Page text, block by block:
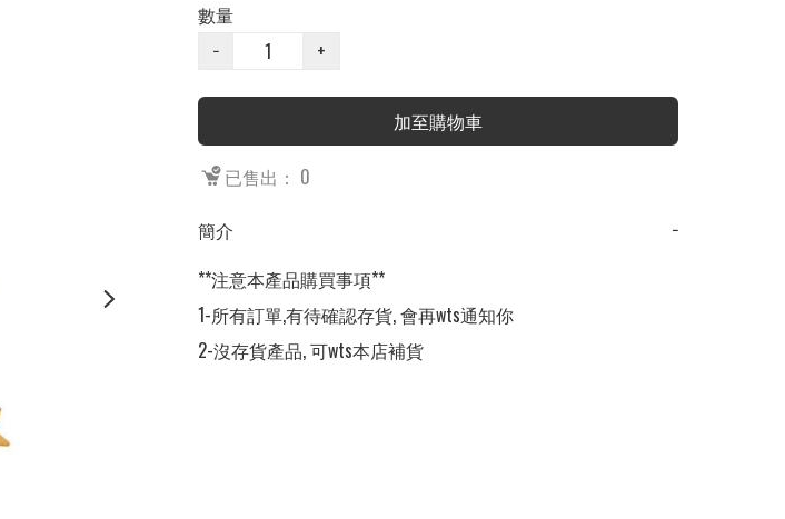
數量
−
+
加至購物車
已售出： 0
簡介
−
**注意本產品購買事項**
1-所有訂單,有待確認存貨, 會再wts通知你
2-沒存貨產品, 可wts本店補貨